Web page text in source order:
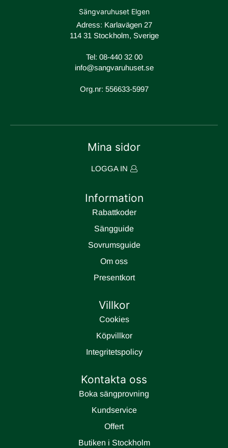
Sängvaruhuset Elgen
Adress: Karlavägen 27
114 31 Stockholm, Sverige
Tel: 08-440 32 00
info@sangvaruhuset.se
Org.nr: 556633-5997
Mina sidor
LOGGA IN
Information
Rabattkoder
Sängguide
Sovrumsguide
Om oss
Presentkort
Villkor
Cookies
Köpvillkor
Integritetspolicy
Kontakta oss
Boka sängprovning
Kundservice
Offert
Butiken i Stockholm